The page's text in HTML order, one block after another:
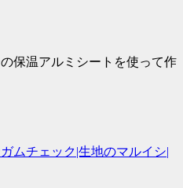
保温アルミシートを使って作